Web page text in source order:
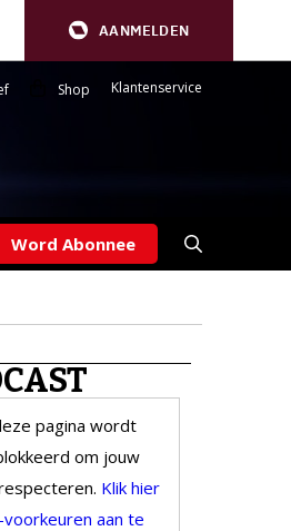
AANMELDEN
Shop Klantenservice
Word Abonnee
pagina wordt
om jouw
Klik hier
aan te